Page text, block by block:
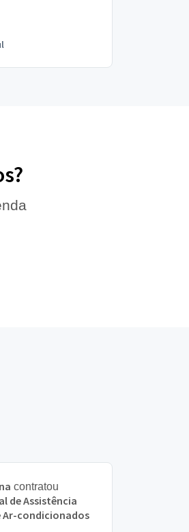
contratou
de Assistência
Ar-condicionados